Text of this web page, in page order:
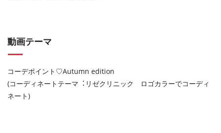
動画テーマ
コーデポイント♡Autumn edition
(コーディネートテーマ︓リゼクリニック ロゴカラーでコーディ
ネート)